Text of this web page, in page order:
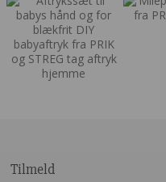
Tilmeld